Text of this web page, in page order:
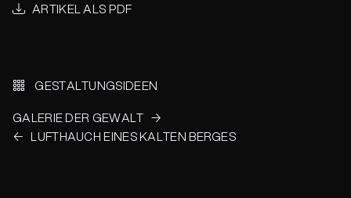
ARTIKEL ALS PDF
Navigation
GESTALTUNGS­IDEEN
GALERIE DER GEWALT
LUFTHAUCH EINES KALTEN BERGES